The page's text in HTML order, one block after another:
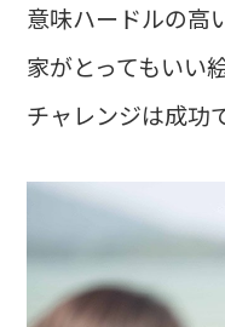
意味ハードルの高
家がとってもいい
チャレンジは成功